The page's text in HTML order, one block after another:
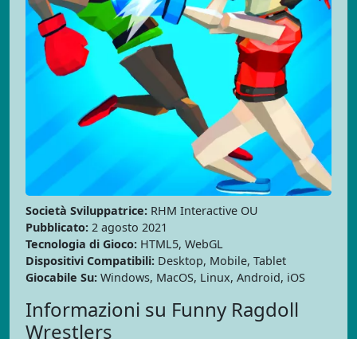
Società Sviluppatrice: RHM Interactive OU
Pubblicato: 2 agosto 2021
Tecnologia di Gioco: HTML5, WebGL
Dispositivi Compatibili: Desktop, Mobile, Tablet
Giocabile Su: Windows, MacOS, Linux, Android, iOS
Informazioni su Funny Ragdoll
Wrestlers